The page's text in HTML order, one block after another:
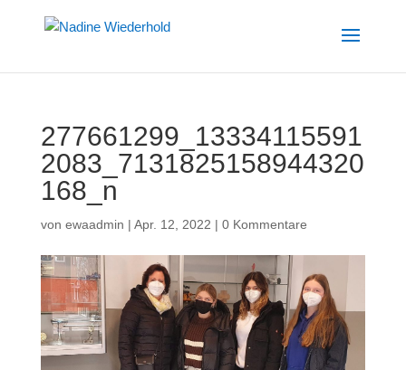
277661299_13334115591
2083_7131825158944320
168_n
von ewaadmin | Apr. 12, 2022 | 0 Kommentare